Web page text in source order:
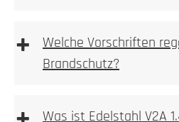
2. Ausmessen
+
Welche Vorschriften
Brandschutz?
Was ist Edelstahl V2A